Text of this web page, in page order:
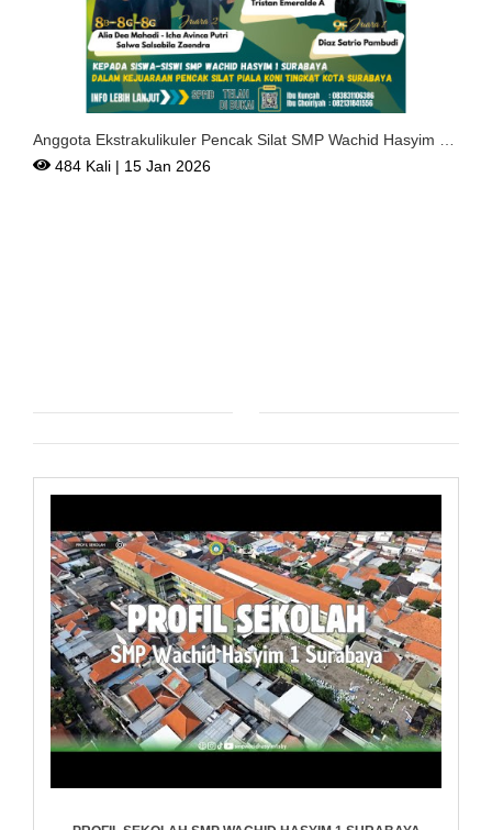
Anggota Ekstrakulikuler Pencak Silat SMP Wachid Hasyim 1
Sur 484 Kali | 15 Jan 2026